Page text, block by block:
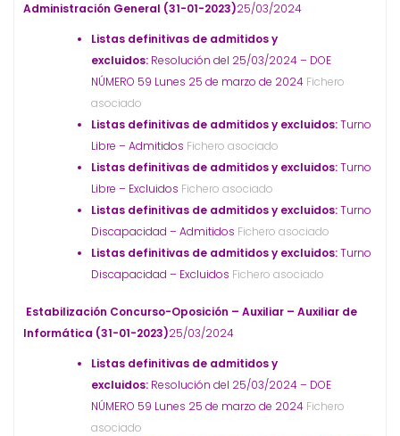
Administración General (31-01-2023)25/03/2024
Listas definitivas de admitidos y
excluidos: Resolución del 25/03/2024 – DOE
NÚMERO 59 Lunes 25 de marzo de 2024 Fichero
asociado
Listas definitivas de admitidos y excluidos:Turno
Libre – Admitidos Fichero asociado
Listas definitivas de admitidos y excluidos:Turno
Libre – Excluidos Fichero asociado
Listas definitivas de admitidos y excluidos:Turno
Discapacidad – Admitidos Fichero asociado
Listas definitivas de admitidos y excluidos:Turno
Discapacidad – Excluidos Fichero asociado
Estabilización Concurso-Oposición – Auxiliar – Auxiliar de
Informática (31-01-2023)25/03/2024
Listas definitivas de admitidos y
excluidos: Resolución del 25/03/2024 – DOE
NÚMERO 59 Lunes 25 de marzo de 2024 Fichero
asociado